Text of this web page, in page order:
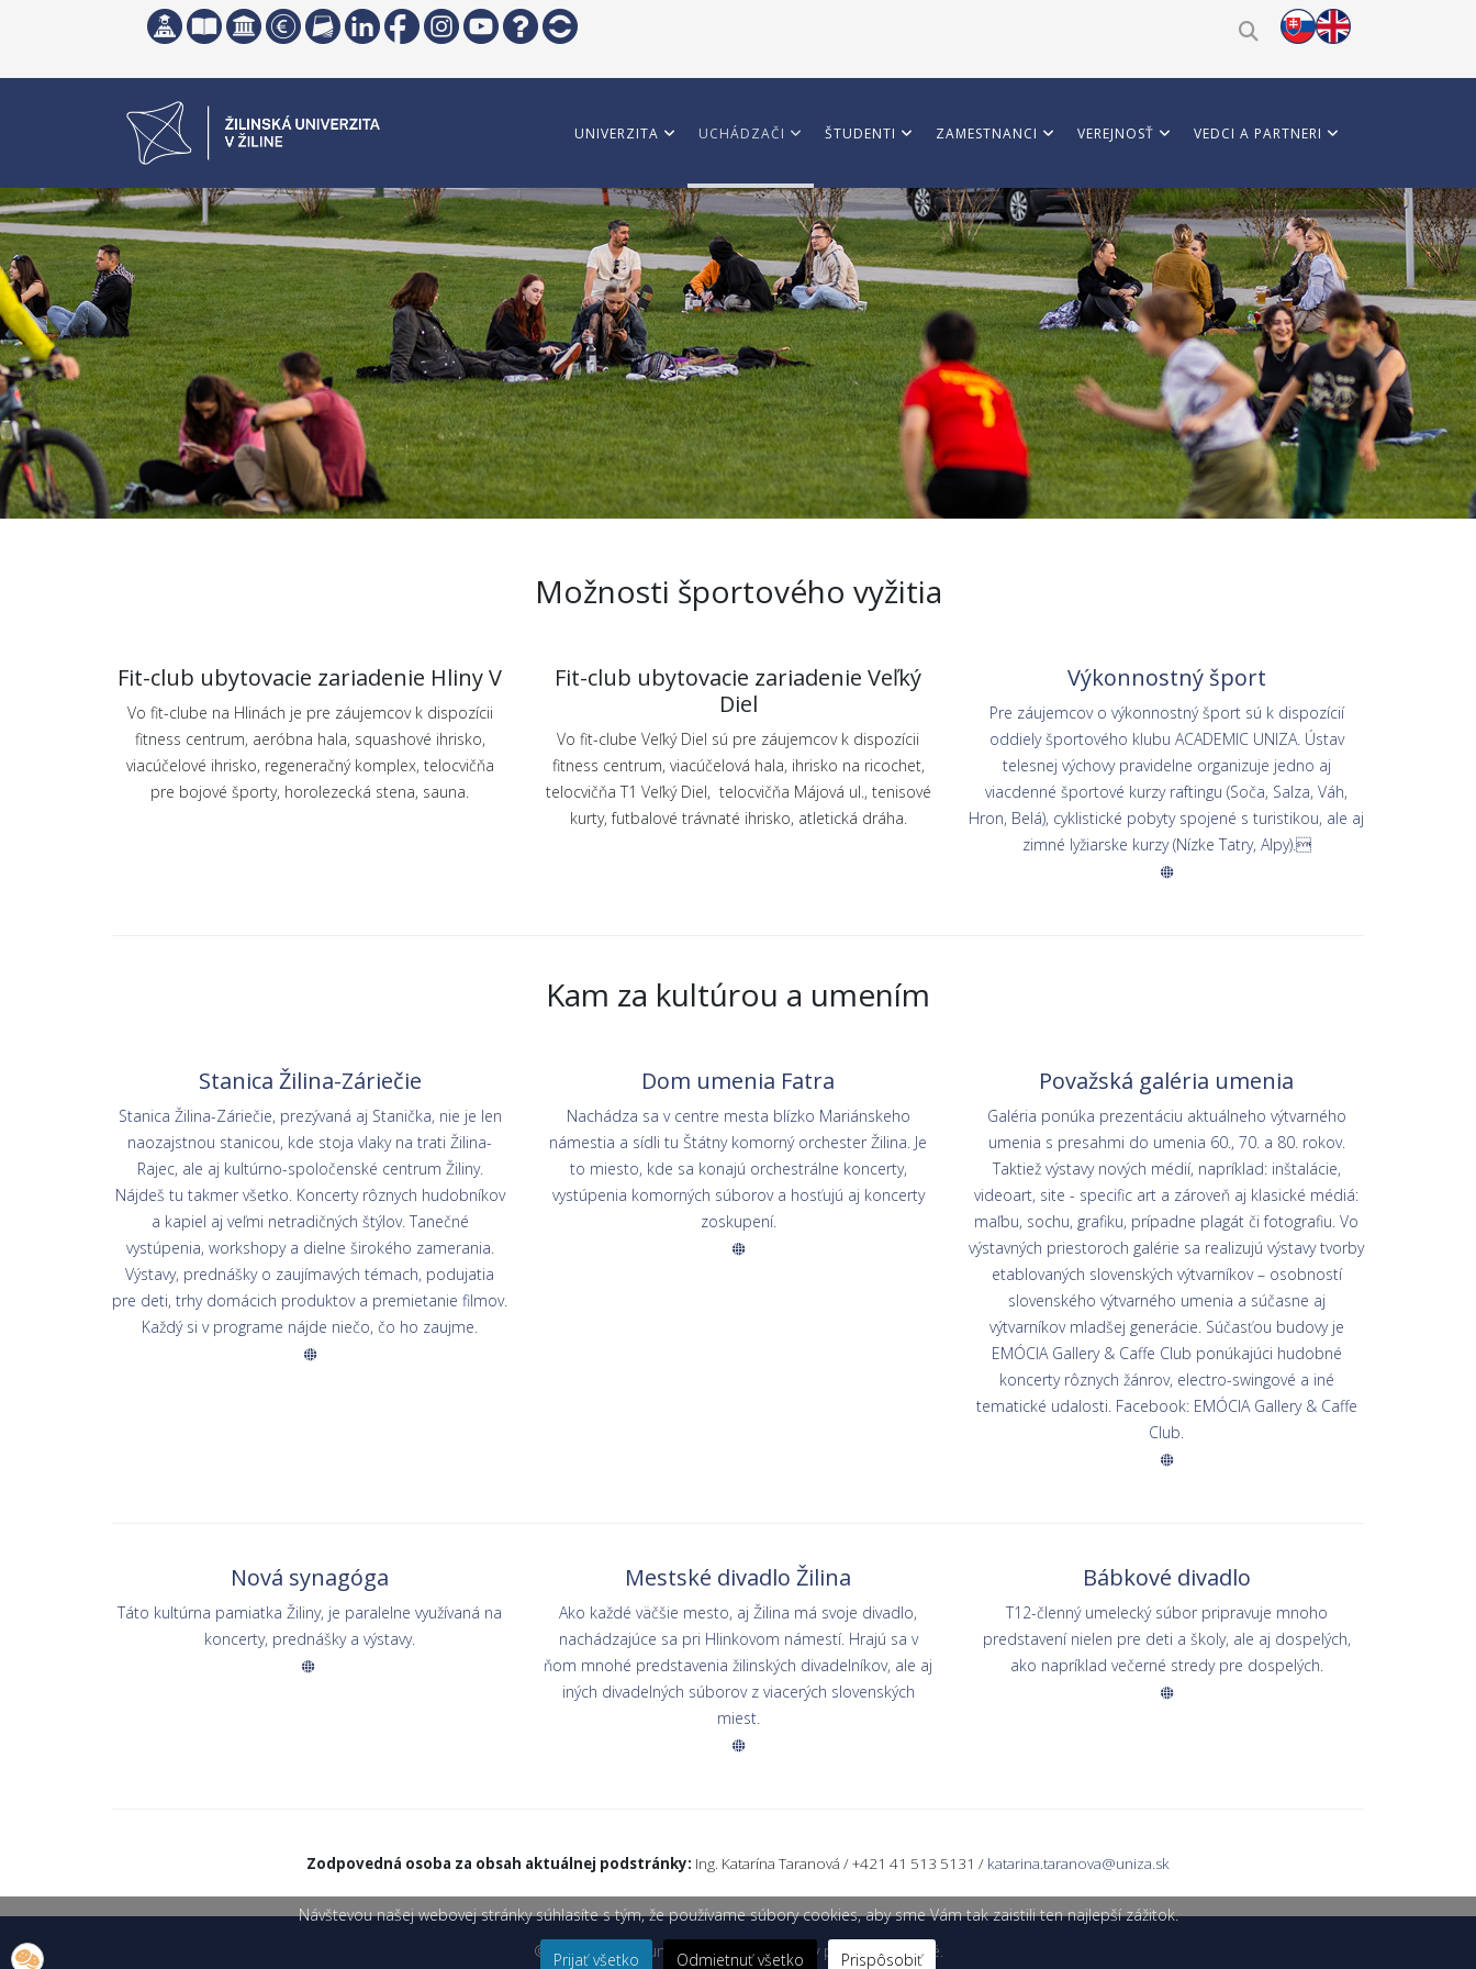
UNIVERZITA UCHÁDZAČI ŠTUDENTI ZAMESTNANCI VEREJNOSŤ VEDCI A PARTNERI
Možnosti športového vyžitia
Fit-club ubytovacie zariadenie Hliny V
Vo fit-clube na Hlinách je pre záujemcov k dispozícii
fitness centrum, aeróbna hala, squashové ihrisko,
viacúčelové ihrisko, regeneračný komplex, telocvičňa
pre bojové športy, horolezecká stena, sauna.
Fit-club ubytovacie zariadenie Veľký
Diel
Vo fit-clube Veľký Diel sú pre záujemcov k dispozícii
fitness centrum, viacúčelová hala, ihrisko na ricochet,
telocvičňa T1 Veľký Diel, telocvičňa Májová ul., tenisové
kurty, futbalové trávnaté ihrisko, atletická dráha.
Výkonnostný šport
Pre záujemcov o výkonnostný šport sú k dispozícií
oddiely športového klubu ACADEMIC UNIZA. Ústav
telesnej výchovy pravidelne organizuje jedno aj
viacdenné športové kurzy raftingu (Soča, Salza, Váh,
Hron, Belá), cyklistické pobyty spojené s turistikou, ale aj
zimné lyžiarske kurzy (Nízke Tatry, Alpy).
Kam za kultúrou a umením
Stanica Žilina-Záriečie
Stanica Žilina-Záriečie, prezývaná aj Stanička, nie je len
naozajstnou stanicou, kde stoja vlaky na trati Žilina-
Rajec, ale aj kultúrno-spoločenské centrum Žiliny.
Nájdeš tu takmer všetko. Koncerty rôznych hudobníkov
a kapiel aj veľmi netradičných štýlov. Tanečné
vystúpenia, workshopy a dielne širokého zamerania.
Výstavy, prednášky o zaujímavých témach, podujatia
pre deti, trhy domácich produktov a premietanie filmov.
Každý si v programe nájde niečo, čo ho zaujme.
Dom umenia Fatra
Nachádza sa v centre mesta blízko Mariánskeho
námestia a sídli tu Štátny komorný orchester Žilina. Je
to miesto, kde sa konajú orchestrálne koncerty,
vystúpenia komorných súborov a hosťujú aj koncerty
zoskupení.
Považská galéria umenia
Galéria ponúka prezentáciu aktuálneho výtvarného
umenia s presahmi do umenia 60., 70. a 80. rokov.
Taktiež výstavy nových médií, napríklad: inštalácie,
videoart, site - specific art a zároveň aj klasické médiá:
maľbu, sochu, grafiku, prípadne plagát či fotografiu. Vo
výstavných priestoroch galérie sa realizujú výstavy tvorby
etablovaných slovenských výtvarníkov – osobností
slovenského výtvarného umenia a súčasne aj
výtvarníkov mladšej generácie. Súčasťou budovy je
EMÓCIA Gallery & Caffe Club ponúkajúci hudobné
koncerty rôznych žánrov, electro-swingové a iné
tematické udalosti. Facebook: EMÓCIA Gallery & Caffe
Club.
Nová synagóga
Táto kultúrna pamiatka Žiliny, je paralelne využívaná na
koncerty, prednášky a výstavy.
Mestské divadlo Žilina
Ako každé väčšie mesto, aj Žilina má svoje divadlo,
nachádzajúce sa pri Hlinkovom námestí. Hrajú sa v
ňom mnohé predstavenia žilinských divadelníkov, ale aj
iných divadelných súborov z viacerých slovenských
miest.
Bábkové divadlo
T12-členný umelecký súbor pripravuje mnoho
predstavení nielen pre deti a školy, ale aj dospelých,
ako napríklad večerné stredy pre dospelých.
Zodpovedná osoba za obsah aktuálnej podstránky: Ing. Katarína Taranová / +421 41 513 5131 / katarina.taranova@uniza.sk
© 2026 Žilinská univerzita v Žiline. Všetky práva vyhradené.
Návštevou našej webovej stránky súhlasíte s tým, že používame súbory cookies, aby sme Vám tak zaistili ten najlepší zážitok.
Prijať všetko Odmietnuť všetko Prispôsobiť